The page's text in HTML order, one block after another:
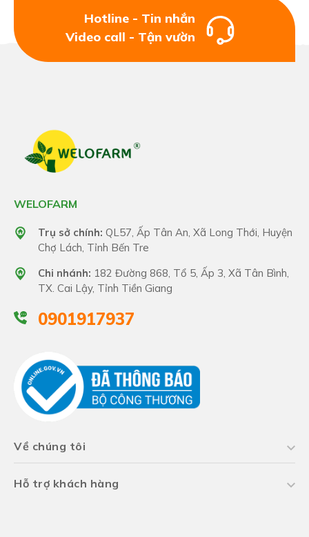
Hotline - Tin nhắn
Video call - Tận vườn
WELOFARM
Trụ sở chính: QL57, Ấp Tân An, Xã Long Thới, Huyện
Chợ Lách, Tỉnh Bến Tre
Chi nhánh: 182 Đường 868, Tổ 5, Ấp 3, Xã Tân Bình,
TX. Cai Lậy, Tỉnh Tiền Giang
0901917937
Về chúng tôi
Hỗ trợ khách hàng